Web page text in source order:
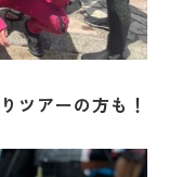
ツアーの方も！